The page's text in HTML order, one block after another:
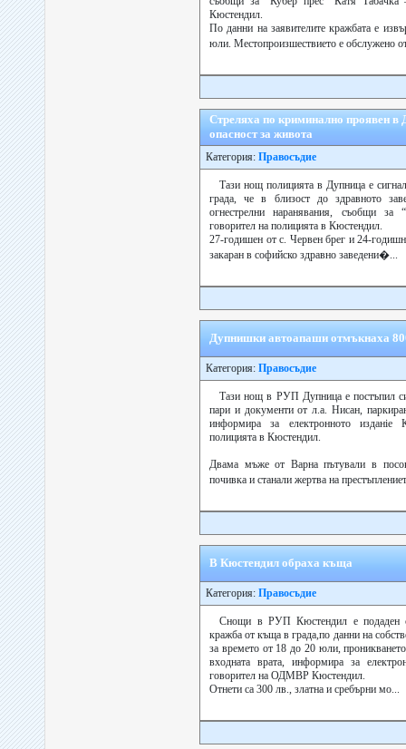
Кюстендил.
По данни на заявителите кражбата е
юли. Местопроизшествието е обслужено
Стреляха по криминално проявeн в
опасност за живота
Категория: Правосъдие
Тази нощ полицията в Дупница е
града, че в близост до здравното
огнестрелни наранявания, съобщи за
говорител на полицията в Кюстендил.
27-годишен от с. Червен брег и 24-
закаран в софийско здравно заведени�...
Дупнишки автоапаши отмъкнаха
Категория: Правосъдие
Тази нощ в РУП Дупница е постъпил
пари и документи от л.а. Нисан,
информира за електронното издaнiе
полицията в Кюстендил.
Двама мъже от Варна пътували в
почивка и станали жертва на
В Кюстендил обраха къща
Категория: Правосъдие
Снощи в РУП Кюстендил е подаден
кражба от къща в града,по данни на
за времето от 18 до 20 юли,
входната врата, информира за
говорител на ОДМВР Кюстендил.
Отнети са 300 лв., златна и сребърни мо...